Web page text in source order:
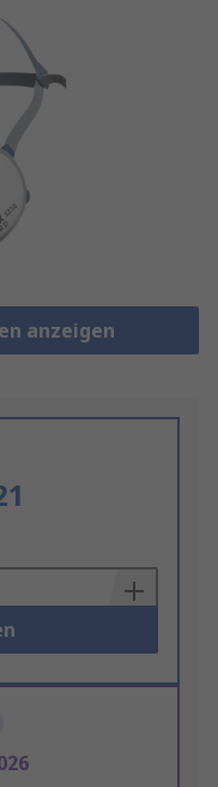
anzeigen